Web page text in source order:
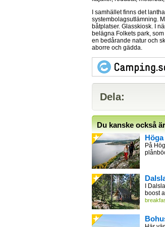
I samhället finns det
systembolagsutlämning.
båtplatser. Glasskiosk. I
belägna Folkets park,
en bedårande natur och
aborre och gädda.
Dela:
Du kanske också
På
I
boost